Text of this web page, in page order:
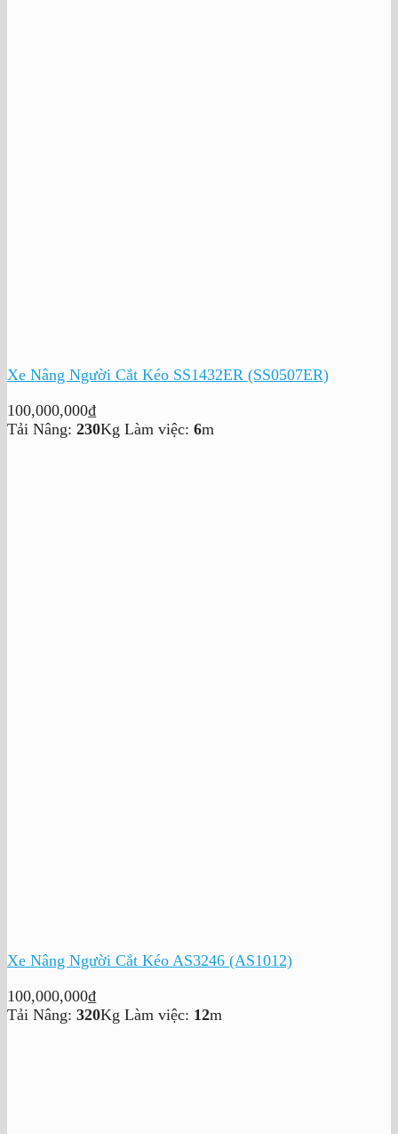
Xe Nâng Người Cắt Kéo SS1432ER (SS0507ER)
100,000,000₫
Tải Nâng: 230Kg Làm việc: 6m
Xe Nâng Người Cắt Kéo AS3246 (AS1012)
100,000,000₫
Tải Nâng: 320Kg Làm việc: 12m